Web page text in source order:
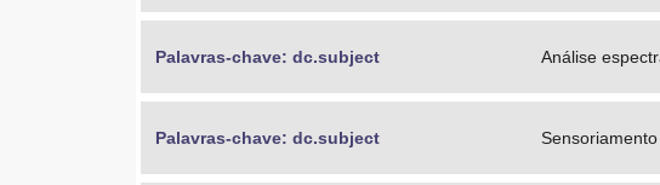
Palavras-chave: dc.subject Análise
Palavras-chave: dc.subject